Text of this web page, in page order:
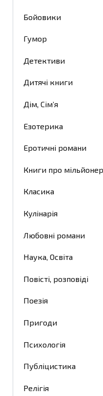
Бойовики
Гумор
Детективи
Дитячі книги
Дім, Сім’я
Езотерика
Еротичні романи
Книги про
Класика
Кулінарія
Любовні романи
Наука, Освіта
Повісті, розповіді
Поезія
Пригоди
Психологія
Публіцистика
Релігія